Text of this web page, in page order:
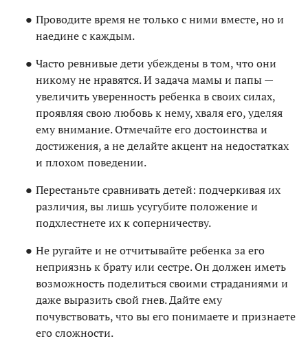
Проводите время не только с ними вместе, но и
наедине с каждым.
Часто ревнивые дети убеждены в том, что они
никому не нравятся. И задача мамы и папы —
увеличить уверенность ребенка в своих силах,
проявляя свою любовь к нему, хваля его, уделяя
ему внимание. Отмечайте его достоинства и
достижения, а не делайте акцент на недостатках
и плохом поведении.
Перестаньте сравнивать детей: подчеркивая их
различия, вы лишь усугубите положение и
подхлестнете их к соперничеству.
Не ругайте и не отчитывайте ребенка за его
неприязнь к брату или сестре. Он должен иметь
возможность поделиться своими страданиями и
даже выразить свой гнев. Дайте ему
почувствовать, что вы его понимаете и признаете
его сложности.